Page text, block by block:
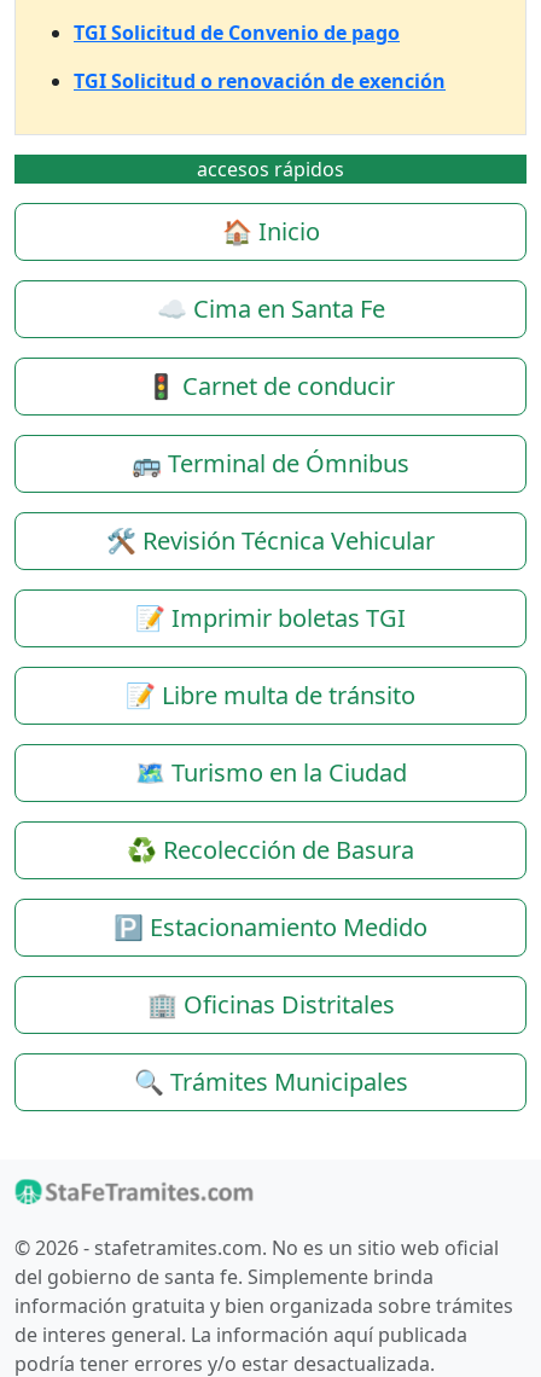
TGI Solicitud de Convenio de pago
TGI Solicitud o renovación de exención
accesos rápidos
🏠 Inicio
☁️ Cima en Santa Fe
🚦 Carnet de conducir
🚌 Terminal de Ómnibus
🛠️ Revisión Técnica Vehicular
📝 Imprimir boletas TGI
📝 Libre multa de tránsito
🗺️ Turismo en la Ciudad
♻️ Recolección de Basura
🅿️ Estacionamiento Medido
🏢 Oficinas Distritales
🔍 Trámites Municipales
© 2026 - stafetramites.com. No es un sitio web oficial
del gobierno de santa fe. Simplemente brinda
información gratuita y bien organizada sobre trámites
de interes general. La información aquí publicada
podría tener errores y/o estar desactualizada.